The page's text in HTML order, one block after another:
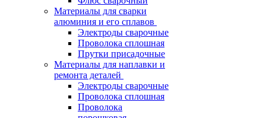
Материалы для сварки
алюминия и его сплавов
Электроды сварочные
Проволока сплошная
Прутки присадочные
Материалы для наплавки и
ремонта деталей
Электроды сварочные
Проволока сплошная
Проволока